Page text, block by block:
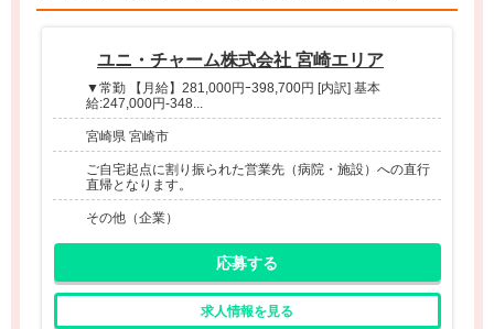
ユニ・チャーム株式会社 宮崎エリア
▼常勤 【月給】281,000円ｰ398,700円 [内訳] 基本
給:247,000円-348...
宮崎県 宮崎市
ご自宅起点に割り振られた営業先（病院・施設）への直行
直帰となります。
その他（企業）
応募する
求人情報を見る